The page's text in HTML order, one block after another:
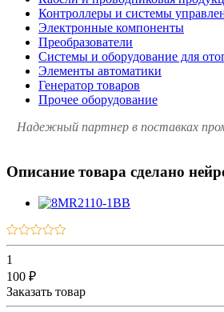
Контроллеры и системы
Электронные компоненты
Преобразователи
Системы и оборудование для
Элементы автоматики
Генератор товаров
Прочее оборудование
Надежный партнер в поставках
Описание товара сделано
1
100 ₽
Заказать товар